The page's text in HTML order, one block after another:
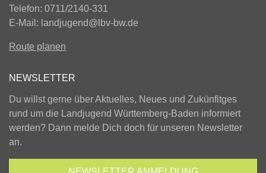
Telefon: 0711/2140-331
E-Mail: landjugend@lbv-bw.de
Route planen
NEWSLETTER
Du willst gerne über Aktuelles, Neues und Zukünfitges
rund um die Landjugend Württemberg-Baden informiert
werden? Dann melde Dich doch für unseren Newsletter
an.